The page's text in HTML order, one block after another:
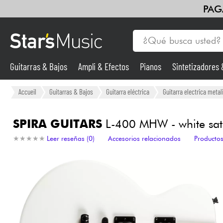
Guitarras & Bajos
Sintetizadores & samplers
Luces
Guitarras & Bajos Ampli & Efectos Pianos Sintetizadores
Accueil Guitarras & Bajos Guitarra eléctrica Guitarra electrica
SPIRA GUITARSL-400 MHW - white
★ ★ ★ ★ ★
★ ★ ★ ★ ★ Leer reseñas (0) Accesorios relacionados